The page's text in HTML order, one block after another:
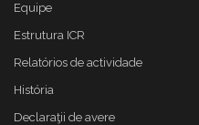
Equipe
Estrutura ICR
Relatórios de actividade
História
Declaraţii de avere